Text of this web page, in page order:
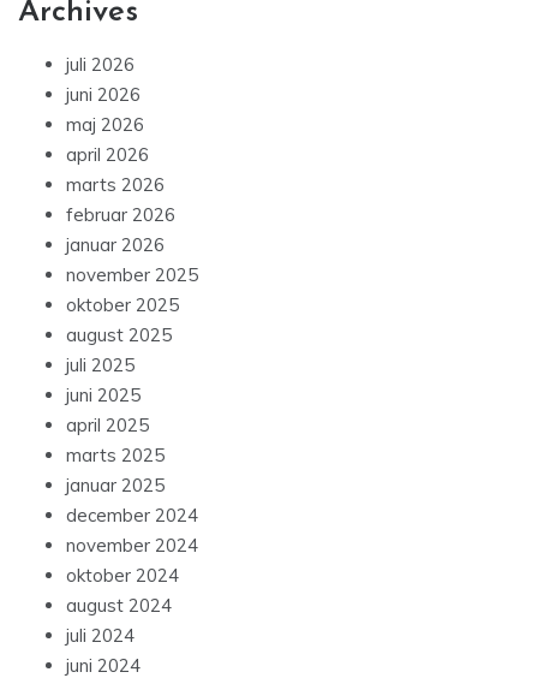
Archives
juli 2026
juni 2026
maj 2026
april 2026
marts 2026
februar 2026
januar 2026
november 2025
oktober 2025
august 2025
juli 2025
juni 2025
april 2025
marts 2025
januar 2025
december 2024
november 2024
oktober 2024
august 2024
juli 2024
juni 2024